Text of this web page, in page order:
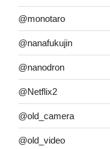
@monotaro
@nanafukujin
@nanodron
@Netflix2
@old_camera
@old_video